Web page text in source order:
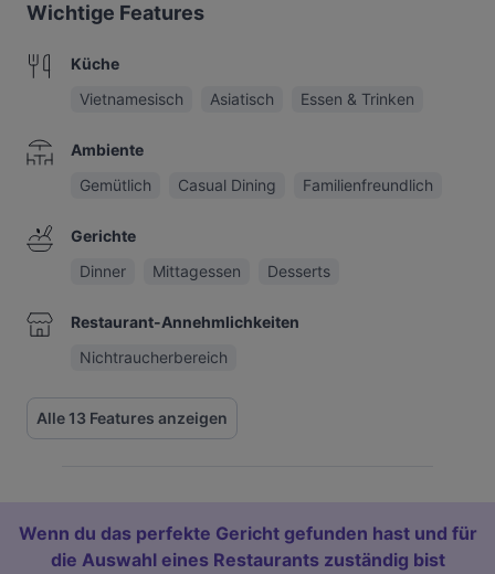
Wichtige Features
Küche
Vietnamesisch
Asiatisch Essen & Trinken
Ambiente
Gemütlich
Casual Dining Familienfreundlich
Gerichte
Dinner
Mittagessen Desserts
Restaurant-Annehmlichkeiten
Nichtraucherbereich
Alle 13 Features anzeigen
Wenn du das perfekte Gericht gefunden hast und für
die Auswahl eines Restaurants zuständig bist